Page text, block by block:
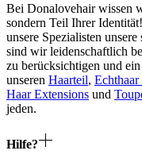
Bei Donalovehair wissen
sondern Teil Ihrer
unsere Spezialisten
sind wir leidenschaftlich
zu berücksichtigen und
unseren Haarteil, Echthaar
Haar Extensions und
jeden.
Hilfe?